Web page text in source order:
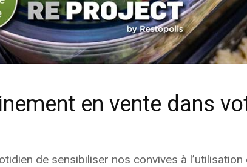
en vente dans
de sensibiliser nos convives à